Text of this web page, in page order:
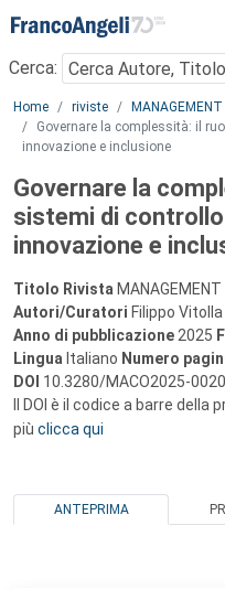
Menu
Cerca:
Main content
Home riviste
Governare la complessità: il
innovazione e inclusione
Governare la
sistemi di
innovazione e
Titolo Rivista
Autori/Curatori Filippo Vitolla
Anno di pubblicazione 2025
Lingua Italiano Numero
DOI 10.3280/MACO2025-
Il DOI è il codice a barre
più clicca qui
ANTEPRIMA